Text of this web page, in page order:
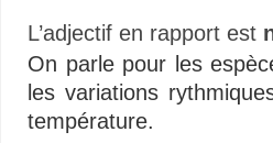
L’adjectif en rapport est
On parle pour les
les variations
température.